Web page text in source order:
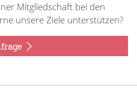
Mitgliedschaft bei den
unsere Ziele unterstützen?